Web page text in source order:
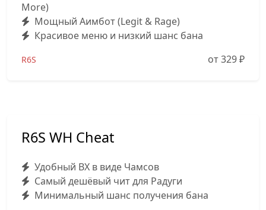
More)
Мощный Аимбот (Legit & Rage)
Красивое меню и низкий шанс бана
R6S от 329₽
R6S WH Cheat
Удобный ВХ в виде Чамсов
Самый дешёвый чит для Радуги
Минимальный шанс получения бана